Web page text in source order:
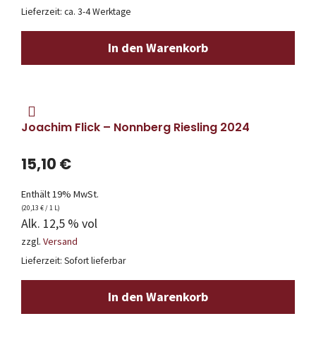
Lieferzeit: ca. 3-4 Werktage
In den Warenkorb
Joachim Flick – Nonnberg Riesling 2024
15,10 €
Enthält 19% MwSt.
(20,13 €/ 1 L)
Alk. 12,5 % vol
zzgl. Versand
Lieferzeit: Sofort lieferbar
In den Warenkorb